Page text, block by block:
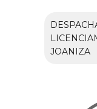
JOANIZA